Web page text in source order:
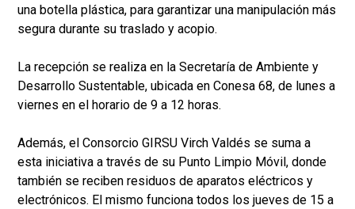
una botella plástica, para garantizar una manipulación más
segura durante su traslado y acopio.
La recepción se realiza en la Secretaría de Ambiente y
Desarrollo Sustentable, ubicada en Conesa 68, de lunes a
viernes en el horario de 9 a 12 horas.
Además, el Consorcio GIRSU Virch Valdés se suma a
esta iniciativa a través de su Punto Limpio Móvil, donde
también se reciben residuos de aparatos eléctricos y
electrónicos. El mismo funciona todos los jueves de 15 a